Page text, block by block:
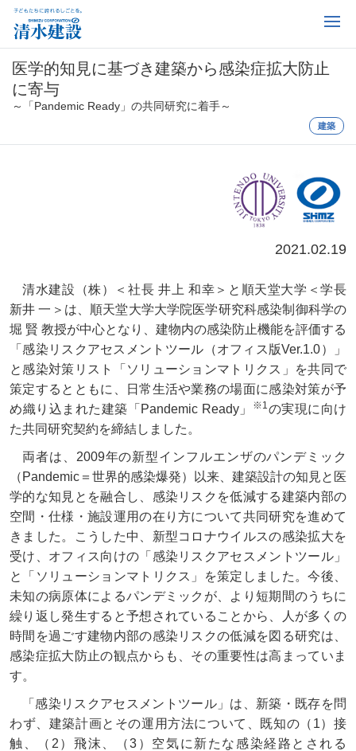
医学的知見に基づき建築から感染症拡大防止
に寄与
～「Pandemic Ready」の共同研究に着手～
建築
2021.02.19
清水建設（株）＜社長 井上 和幸＞と順天堂大学＜学長
新井 一＞は、順天堂大学大学院医学研究科感染制御科学の
堀 賢 教授が中心となり、建物内の感染防止機能を評価する
「感染リスクアセスメントツール（オフィス版Ver.1.0）」
と感染対策リスト「ソリューションマトリクス」を共同で
策定するとともに、日常生活や業務の場面に感染対策が予
め織り込まれた建築「Pandemic Ready」
※1の実現に向け
た共同研究契約を締結しました。
両者は、2009年の新型インフルエンザのパンデミック
（Pandemic＝世界的感染爆発）以来、建築設計の知見と医
学的な知見とを融合し、感染リスクを低減する建築内部の
空間・仕様・施設運用の在り方について共同研究を進めて
きました。こうした中、新型コロナウイルスの感染拡大を
受け、オフィス向けの「感染リスクアセスメントツール」
と「ソリューションマトリクス」を策定しました。今後、
未知の病原体によるパンデミックが、より短期間のうちに
繰り返し発生すると予想されていることから、人が多くの
時間を過ごす建物内部の感染リスクの低減を図る研究は、
感染症拡大防止の観点からも、その重要性は高まっていま
す。
「感染リスクアセスメントツール」は、新築・既存を問
わず、建築計画とその運用方法について、既知の（1）接
触、（2）飛沫、（3）空気に新たな感染経路とされる